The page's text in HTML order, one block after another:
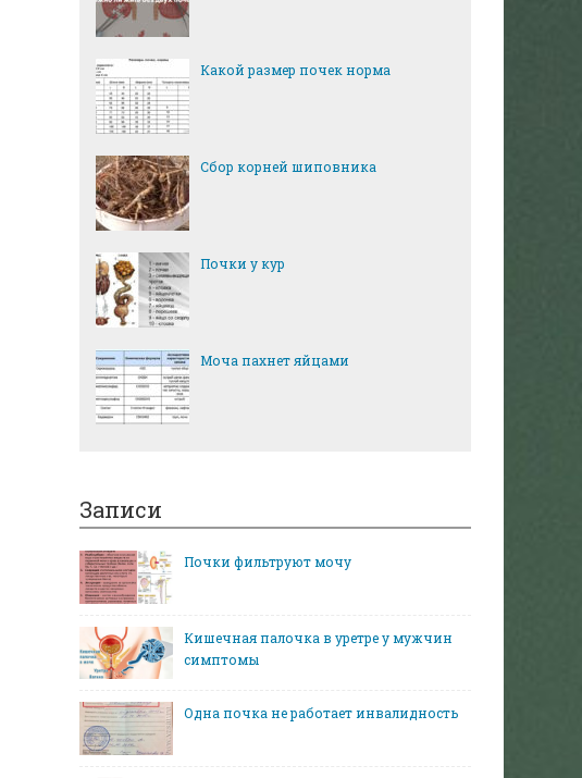
Какой размер почек норма
Сбор корней шиповника
Почки у кур
Моча пахнет яйцами
Записи
Почки фильтруют мочу
Кишечная палочка в уретре у мужчин
симптомы
Одна почка не работает инвалидность